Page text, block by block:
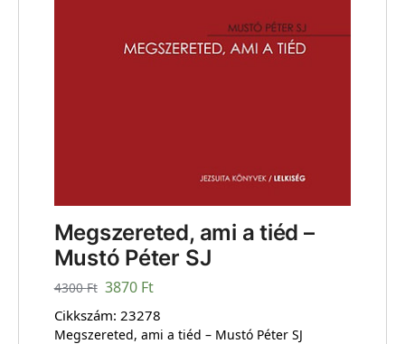
Megszereted, ami a tiéd –
Mustó Péter SJ
4300Ft 3870 Ft
Cikkszám: 23278
Megszereted, ami a tiéd – Mustó Péter SJ